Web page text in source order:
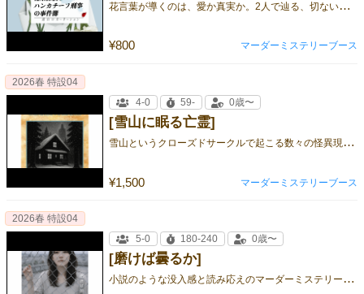
花
言葉が導くのは、愛か真実か。2人で辿る、切ない事件の結末
¥800 マーダーミステリーブース
[雪山に眠る亡霊]
雪
山というクローズドサークルで起こる数々の怪異現象は、幽霊の仕業…？殺人事件の犯人と、幽霊の正体を暴け！
¥1,500
2026春 特設04
4-0
59- 0歳〜
マーダーミステリーブース
[磨けば曇るか]
小
説のような没入感と読み応えのマーダーミステリーシリーズ第六弾! ——私は、ずっと私じゃなかった。【初版特典付き】高山まさみ初
2026春 特設04
5-0
180-240 0歳〜